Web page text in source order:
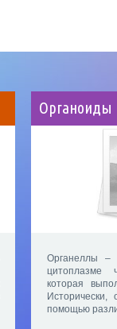
Органоиды
Органеллы –
цитоплазме
которая
помощью